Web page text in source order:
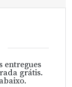
entregues
grátis.